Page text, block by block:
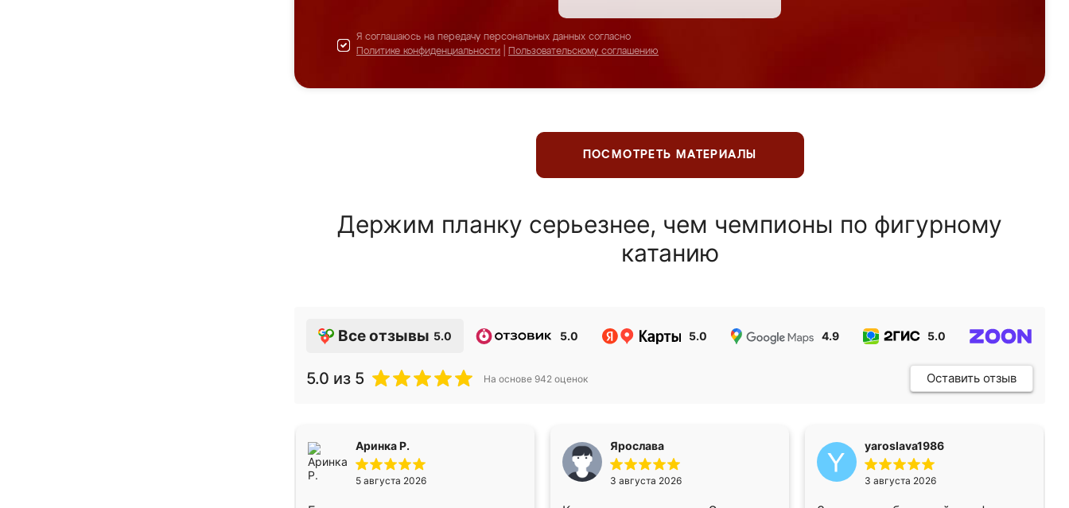
Я соглашаюсь на передачу персональных данных согласно
Политике конфиденциальности
Пользовательскому соглашению
ПОСМОТРЕТЬ МАТЕРИАЛЫ
Держим планку серьезнее, чем чемпионы по фигурному
катанию
Все отзывы 5.0 5.0 5.0 4.9 5.0
5.0 из 5 На основе 942 оценок Оставить отзыв
Аринка Р.
5 августа 2026
Ярослава
3 августа 2026
yaroslava1986
3 августа 2026